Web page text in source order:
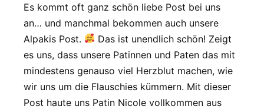
Es kommt oft ganz schön liebe Post bei uns
an… und manchmal bekommen auch unsere
Alpakis Post.
Das ist unendlich schön! Zeigt
es uns, dass unsere Patinnen und Paten das mit
mindestens genauso viel Herzblut machen, wie
wir uns um die Flauschies kümmern. Mit dieser
Post haute uns Patin Nicole vollkommen aus